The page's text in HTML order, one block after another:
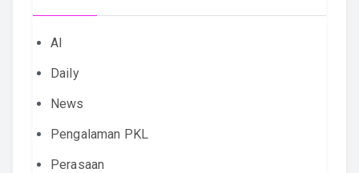
AI
Daily
News
Pengalaman PKL
Perasaan